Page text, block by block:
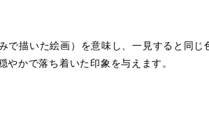
描いた絵画）を意味し、一見すると同
かで落ち着いた印象を与えます。